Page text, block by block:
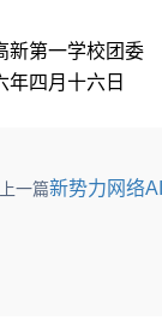
新第一学校团委
年四月十六日
上一篇新势力网络